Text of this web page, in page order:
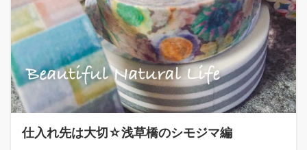
仕入れ先は大切☆浅草橋のシモジマ編